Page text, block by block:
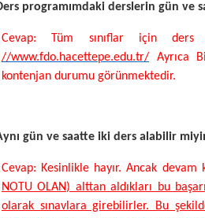
programımdaki derslerin gün ve
Cevap: Tüm sınıflar için ders
//www.fdo.hacettepe.edu.tr/ Ayrıca
kontenjan durumu görünmektedir.
gün ve saatte iki ders alabilir
Cevap: Kesinlikle hayır. Ancak
NOTU OLAN) alttan aldıkları bu
olarak sınavlara girebilirler. Bu